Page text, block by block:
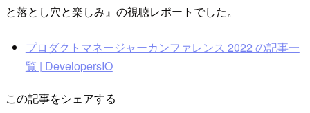
と落とし穴と楽しみ』の視聴レポートでした。
プロダクトマネージャーカンファレンス 2022 の記事一
覧 | DevelopersIO
この記事をシェアする